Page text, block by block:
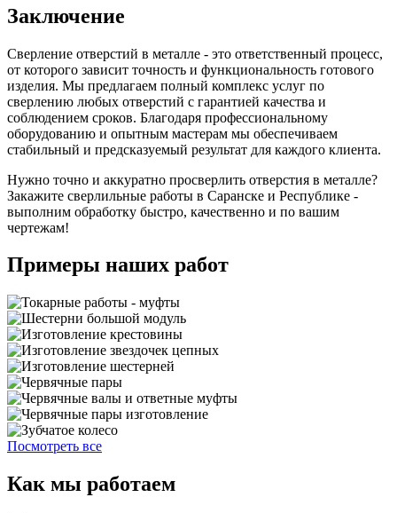
Заключение
Сверление отверстий в металле - это ответственный процесс,
от которого зависит точность и функциональность готового
изделия. Мы предлагаем полный комплекс услуг по
сверлению любых отверстий с гарантией качества и
соблюдением сроков. Благодаря профессиональному
оборудованию и опытным мастерам мы обеспечиваем
стабильный и предсказуемый результат для каждого клиента.
Нужно точно и аккуратно просверлить отверстия в металле?
Закажите сверлильные работы в Саранске и Республике -
выполним обработку быстро, качественно и по вашим
чертежам!
Примеры наших работ
Посмотреть все
Как мы работаем